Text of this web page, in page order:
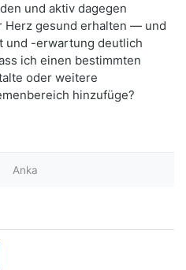
und aktiv dagegen
Herz gesund erhalten — und
und -erwartung deutlich
ich einen bestimmten
oder weitere
hinzufüge?
Anka